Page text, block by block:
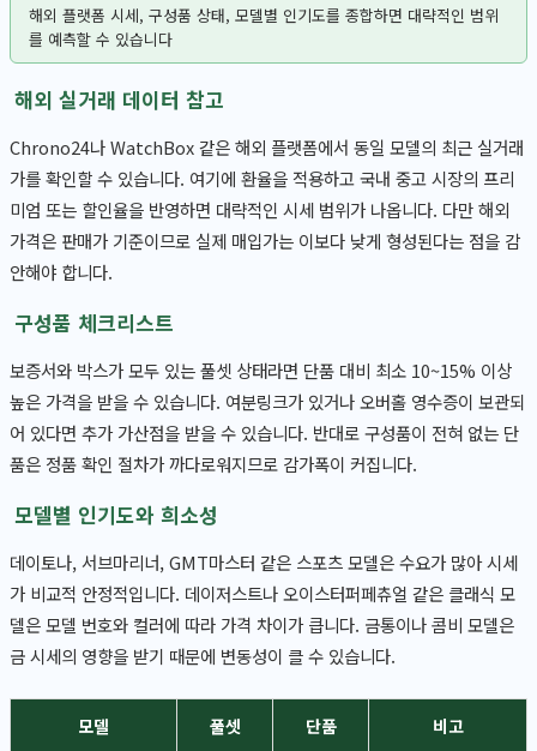
해외 플랫폼 시세, 구성품 상태, 모델별 인기도를 종합하면 대략적인 범위
를 예측할 수 있습니다
해외 실거래 데이터 참고
Chrono24나 WatchBox 같은 해외 플랫폼에서 동일 모델의 최근 실거래
가를 확인할 수 있습니다. 여기에 환율을 적용하고 국내 중고 시장의 프리
미엄 또는 할인율을 반영하면 대략적인 시세 범위가 나옵니다. 다만 해외
가격은 판매가 기준이므로 실제 매입가는 이보다 낮게 형성된다는 점을 감
안해야 합니다.
구성품 체크리스트
보증서와 박스가 모두 있는 풀셋 상태라면 단품 대비 최소 10~15% 이상
높은 가격을 받을 수 있습니다. 여분링크가 있거나 오버홀 영수증이 보관되
어 있다면 추가 가산점을 받을 수 있습니다. 반대로 구성품이 전혀 없는 단
품은 정품 확인 절차가 까다로워지므로 감가폭이 커집니다.
모델별 인기도와 희소성
데이토나, 서브마리너, GMT마스터 같은 스포츠 모델은 수요가 많아 시세
가 비교적 안정적입니다. 데이저스트나 오이스터퍼페츄얼 같은 클래식 모
델은 모델 번호와 컬러에 따라 가격 차이가 큽니다. 금통이나 콤비 모델은
금 시세의 영향을 받기 때문에 변동성이 클 수 있습니다.
모델 풀셋 단품 비고